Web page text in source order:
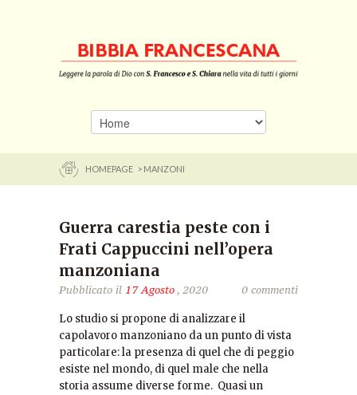
HOMEPAGE > MANZONI
Guerra carestia peste con i
Frati Cappuccini nell’opera
manzoniana
Pubblicato il 17 Agosto, 2020 0 commenti
Lo studio si propone di analizzare il
capolavoro manzoniano da un punto di vista
particolare: la presenza di quel che di peggio
esiste nel mondo, di quel male che nella
storia assume diverse forme. Quasi un